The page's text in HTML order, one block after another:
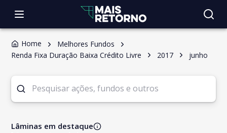
Home
Melhores Fundos
Renda Fixa Duração Baixa Crédito Livre
2017 junho
Lâminas em destaque